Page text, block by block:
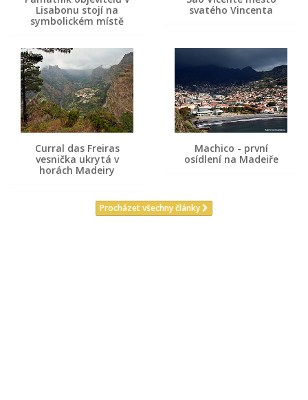
Lisabonu stojí na
symbolickém místě
svatého Vincenta
Curral das Freiras
vesnička ukrytá v
horách Madeiry
Machico - první
osídlení na Madeiře
Procházet všechny články